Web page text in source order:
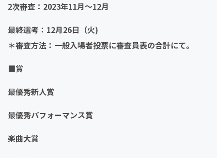
2次審査：2023年11月〜12月
最終選考：12月26日（火)
＊審査方法：一般入場者投票に審査員表の合計にて。
■賞
最優秀新人賞
最優秀パフォーマンス賞
楽曲大賞